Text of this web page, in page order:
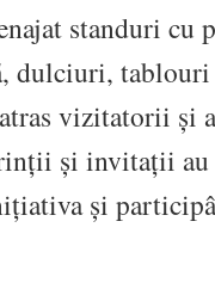
standuri cu
dulciuri, tablouri
vizitatorii și
și invitații au
și